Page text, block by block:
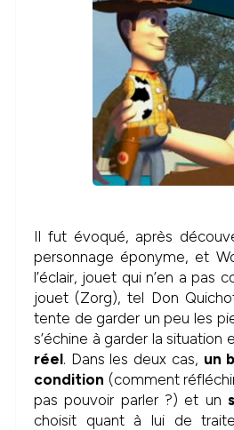
Il fut évoqué, après
personnage éponyme, et
l’éclair, jouet qui n’en a pas
jouet (Zorg), tel Don
tente de garder un peu les
s’échine à garder la
réel. Dans les deux cas, un
condition (comment
pas pouvoir parler ?) et un
choisit quant à lui de